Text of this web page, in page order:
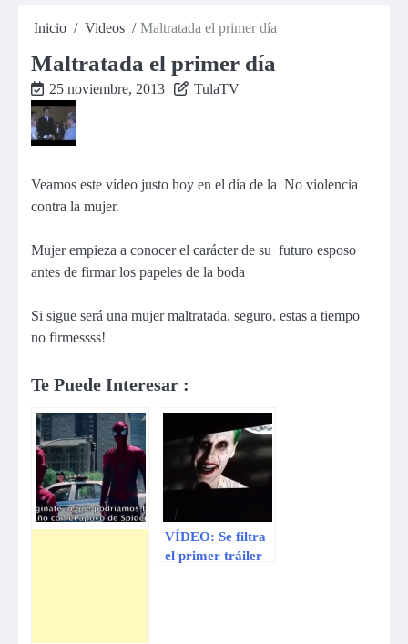
Inicio Videos Maltratada el primer día
Maltratada el primer día
25 noviembre, 2013 TulaTV
Veamos este vídeo justo hoy en el día de la No violencia
contra la mujer.
Mujer empieza a conocer el carácter de su futuro esposo
antes de firmar los papeles de la boda
Si sigue será una mujer maltratada, seguro. estas a tiempo
no firmessss!
Te Puede Interesar :
VÍDEO: Se filtra
el primer tráiler